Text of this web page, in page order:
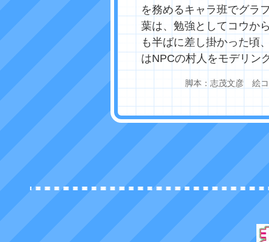
を務めるキャラ班でグラ
葉は、勉強としてコウか
も半ばに差し掛かった頃
はNPCの村人をモデリ
脚本：志茂文彦 絵